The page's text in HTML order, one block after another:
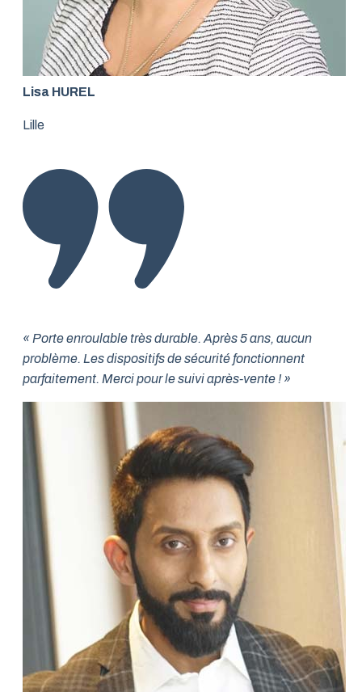
Lisa HUREL
Lille
« Porte enroulable très durable. Après 5 ans, aucun
problème. Les dispositifs de sécurité fonctionnent
parfaitement. Merci pour le suivi après-vente ! »